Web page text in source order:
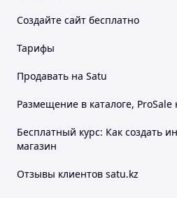
Создайте сайт бесплатно
Тарифы
Продавать на Satu
Размещение в каталоге, ProSale
Бесплатный курс: Как создать
магазин
Отзывы клиентов satu.kz